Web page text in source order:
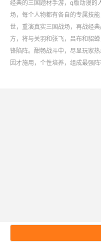
经典的三国题材手游，q版动漫的
场，每个人物都有各自的专属技
世，重演真实三国战场，再战经
方，将与关羽和张飞，吕布和貂
锋陷阵。酣畅战斗中，尽显玩家
因才施用，个性培养，组成最强阵